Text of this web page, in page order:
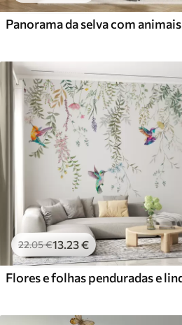
Panorama da selva com animais
22.05€13 .23€